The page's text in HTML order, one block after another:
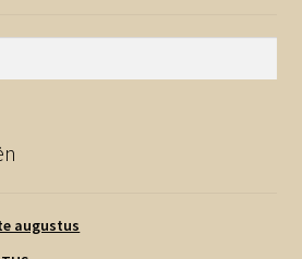
augustus